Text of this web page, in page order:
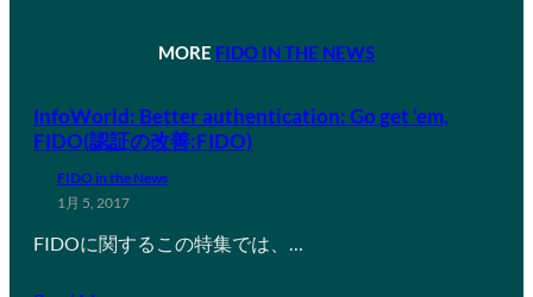
MORE FIDO IN THE NEWS
InfoWorld: Better authentication: Go get ‘em,
FIDO(認証の改善:FIDO)
FIDO in the News
1月 5, 2017
FIDOに関するこの特集では、…